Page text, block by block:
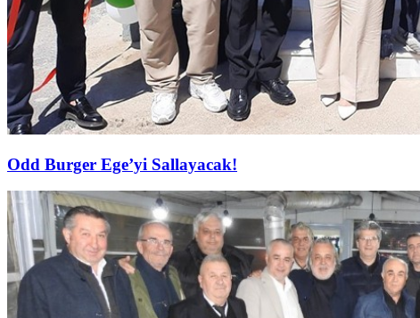
Odd Burger Ege’yi Sallayacak!